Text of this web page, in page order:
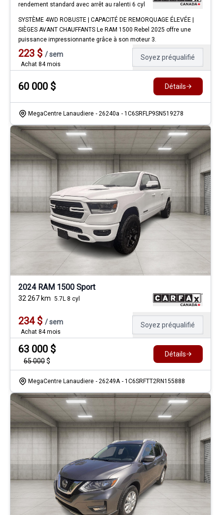
rendement standard avec arrêt au ralenti 6 cyl
SYSTÈME 4WD ROBUSTE | CAPACITÉ DE REMORQUAGE ÉLEVÉE |
SIÈGES AVANT CHAUFFANTS Le RAM 1500 Rebel 2025 offre une
puissance impressionnante grâce à son moteur 3.
223 $ /sem
Achat 84 mois
Soyez préqualifié
60 000 $ Détails
MegaCentre Lanaudiere - 26240a - 1C6SRFLP9SN519278
2024 RAM 1500 Sport
32 267 km 5.7L 8 cyl
234$ /sem
Achat 84 mois
Soyez préqualifié
63 000 $
65 000$
Détails
MegaCentre Lanaudiere - 26249A - 1C6SRFTT2RN155888